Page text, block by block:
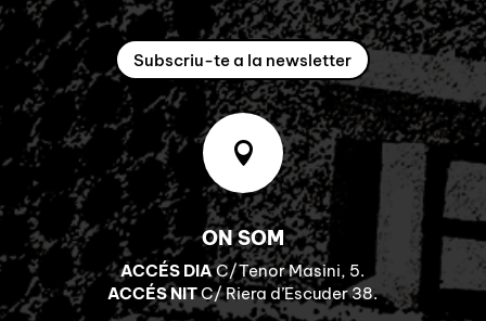
Subscriu-te a la newsletter

ON SOM
ACCÉS DIAC/Tenor Masini, 5.
ACCÉS NITC/ Riera d’Escuder 38.